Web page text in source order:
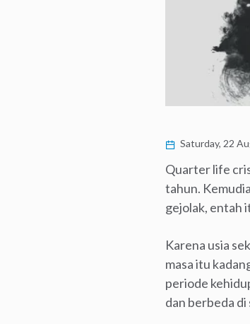
Saturday, 22
Quarter life
tahun.
gejolak, entah
Karena usia
masa itu
periode
dan berbeda di